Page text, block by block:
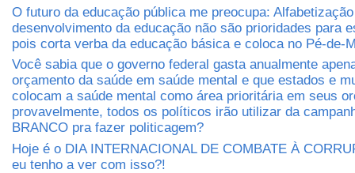
O futuro da educação pública me preocupa:
desenvolvimento da educação não são prioridades para
pois corta verba da educação básica e coloca no Pé-de-
Você sabia que o governo federal gasta anualmente
orçamento da saúde em saúde mental e que estados e
colocam a saúde mental como área prioritária em seus
provavelmente, todos os políticos irão utilizar da
BRANCO pra fazer politicagem?
Hoje é o DIA INTERNACIONAL DE COMBATE À
eu tenho a ver com isso?!